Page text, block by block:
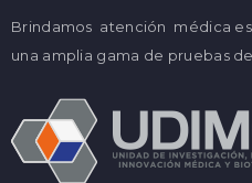
Brindamos atención médica
una amplia gama de pruebas